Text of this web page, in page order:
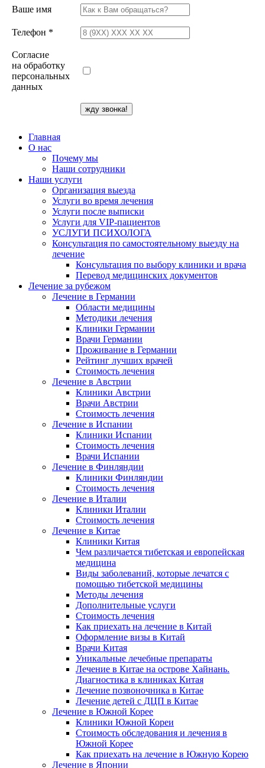
Ваше имя
Телефон *
Согласие
на обработку
персональных
данных
Главная
О нас
Почему мы
Наши сотрудники
Наши услуги
Организация выезда
Услуги во время лечения
Услуги после выписки
Услуги для VIP-пациентов
УСЛУГИ ПСИХОЛОГА
Консультация по самостоятельному выезду на
лечение
Консультация по выбору клиники и врача
Перевод медицинских документов
Лечение за рубежом
Лечение в Германии
Области медицины
Методики лечения
Клиники Германии
Врачи Германии
Проживание в Германии
Рейтинг лучших врачей
Стоимость лечения
Лечение в Австрии
Клиники Австрии
Врачи Австрии
Стоимость лечения
Лечение в Испании
Клиники Испании
Стоимость лечения
Врачи Испании
Лечение в Финляндии
Клиники Финляндии
Стоимость лечения
Лечение в Италии
Клиники Италии
Стоимость лечения
Лечение в Китае
Клиники Китая
Чем различается тибетская и европейская
медицина
Виды заболеваний, которые лечатся с
помощью тибетской медицины
Методы лечения
Дополнительные услуги
Стоимость лечения
Как приехать на лечение в Китай
Оформление визы в Китай
Врачи Китая
Уникальные лечебные препараты
Лечение в Китае на острове Хайнань.
Диагностика в клиниках Китая
Лечение позвоночника в Китае
Лечение детей с ДЦП в Китае
Лечение в Южной Корее
Клиники Южной Кореи
Стоимость обследования и лечения в
Южной Корее
Как приехать на лечение в Южную Корею
Лечение в Японии